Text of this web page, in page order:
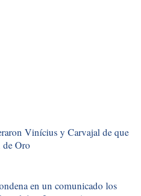
Vinícius y Carvajal de que
Oro
en un comunicado los